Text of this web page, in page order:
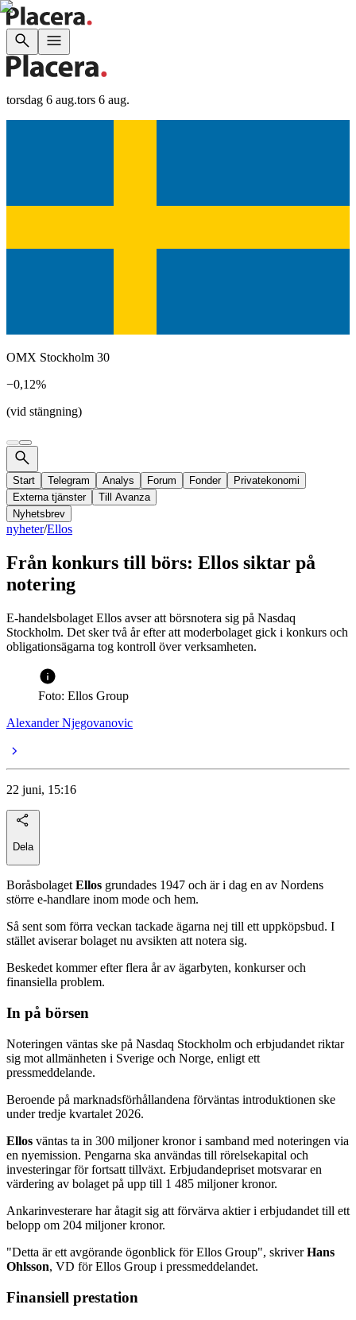
torsdag 6 aug.tors 6 aug.
OMX Stockholm 30
−0,12%
(vid stängning)
Start Telegram Analys Forum Fonder
Privatekonomi
Externa tjänster
Till Avanza
Nyhetsbrev
nyheter/Ellos
Från konkurs till börs: Ellos siktar på
notering
E-handelsbolaget Ellos avser att börsnotera sig på Nasdaq
Stockholm. Det sker två år efter att moderbolaget gick i konkurs och
obligationsägarna tog kontroll över verksamheten.
Foto: Ellos Group
Alexander Njegovanovic
22 juni, 15:16
Dela
BoråsbolagetEllos grundades 1947 och är i dag en av Nordens
större e-handlare inom mode och hem.
Så sent som förra veckan tackade ägarna nej till ett uppköpsbud. I
stället aviserar bolaget nu avsikten att notera sig.
Beskedet kommer efter flera år av ägarbyten, konkurser och
finansiella problem.
In på börsen
Noteringen väntas ske på Nasdaq Stockholm och erbjudandet riktar
sig mot allmänheten i Sverige och Norge, enligt ett
pressmeddelande.
Beroende på marknadsförhållandena förväntas introduktionen ske
under tredje kvartalet 2026.
Ellos väntas ta in 300 miljoner kronor i samband med noteringen via
en nyemission. Pengarna ska användas till rörelsekapital och
investeringar för fortsatt tillväxt. Erbjudandepriset motsvarar en
värdering av bolaget på upp till 1 485 miljoner kronor.
Ankarinvesterare har åtagit sig att förvärva aktier i erbjudandet till ett
belopp om 204 miljoner kronor.
"Detta är ett avgörande ögonblick för Ellos Group", skriverHans
Ohlsson, VD för Ellos Group i pressmeddelandet.
Finansiell prestation